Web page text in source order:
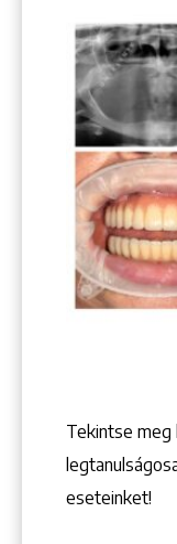
Tekintse
eseteinket!